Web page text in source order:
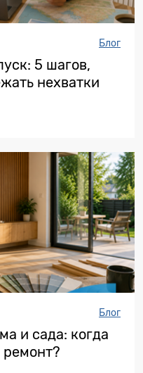
Блог
5 шагов,
нехватки
Блог
и сада: когда
ремонт?